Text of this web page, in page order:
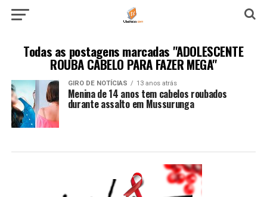
Todas as postagens marcadas "ADOLESCENTE
ROUBA CABELO PARA FAZER MEGA"
GIRO DE NOTÍCIAS 13 anos atrás
Menina de 14 anos tem cabelos roubados
durante assalto em Mussurunga